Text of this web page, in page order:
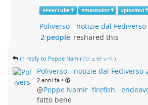
#PeerTube #mastodon #pixelfed
Poliverso - notizie dal
2 people reshared this
in reply to Peppe Namir (ジュゼッペ )
Poliverso - notizie dal
2 anni fa •
@Peppe Namir :firefish:
fatto bene